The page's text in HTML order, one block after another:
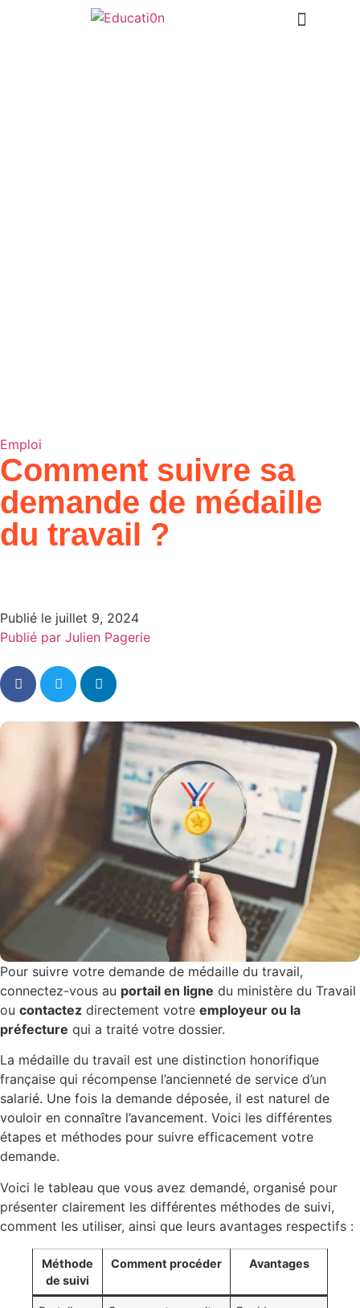
Emploi
Comment suivre sa
demande de médaille
du travail ?
Publié le juillet 9, 2024
Publié par Julien Pagerie
Pour suivre votre demande de médaille du travail,
connectez-vous au portail en ligne du ministère du Travail
ou contactez directement votre employeur ou la
préfecture qui a traité votre dossier.
La médaille du travail est une distinction honorifique
française qui récompense l’ancienneté de service d’un
salarié. Une fois la demande déposée, il est naturel de
vouloir en connaître l’avancement. Voici les différentes
étapes et méthodes pour suivre efficacement votre
demande.
Voici le tableau que vous avez demandé, organisé pour
présenter clairement les différentes méthodes de suivi,
comment les utiliser, ainsi que leurs avantages respectifs :
Méthode
de suivi
Comment procéder Avantages